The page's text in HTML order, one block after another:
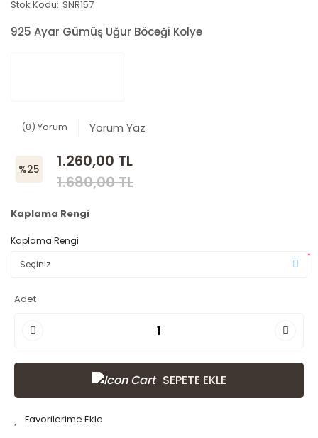
Stok Kodu: SNR157
925 Ayar Gümüş Uğur Böceği Kolye
(0) Yorum Yorum Yaz
%25
1.260,00 TL
1.680,00 TL
Kaplama Rengi
Kaplama Rengi
*
Adet
SEPETE EKLE